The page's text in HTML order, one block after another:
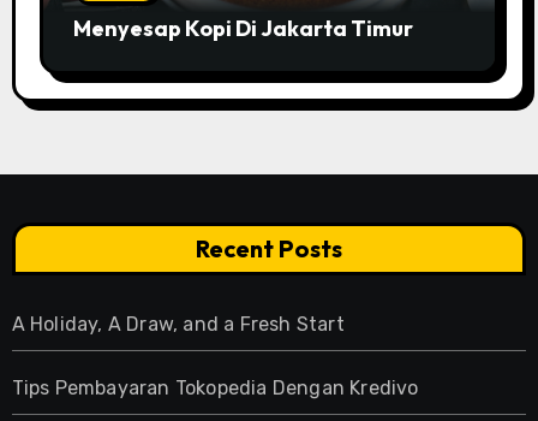
Menyesap Kopi Di Jakarta Timur
Recent Posts
A Holiday, A Draw, and a Fresh Start
Tips Pembayaran Tokopedia Dengan Kredivo